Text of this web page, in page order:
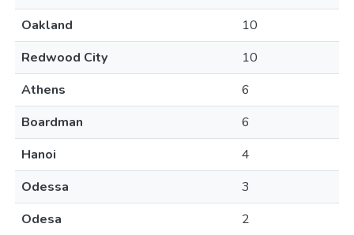
Oakland
10
Redwood City
10
Athens
6
Boardman
6
Hanoi
4
Odessa
3
Odesa
2